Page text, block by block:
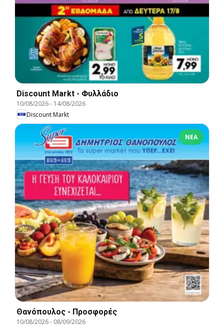
Discount Markt - Φυλλάδιο
10/08/2026- 14/08/2026
Discount Markt
ΝΈΑ
Θανόπουλος - Προσφορές
10/08/2026- 08/09/2026